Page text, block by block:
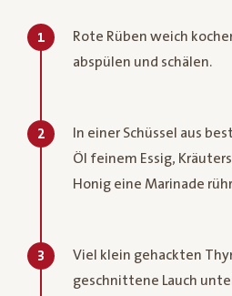
1
Rote Rüben weich
abspülen und schälen.
2
In einer Schüssel aus
Öl feinem Essig,
Honig eine Marinade
3
Viel klein gehackten
geschnittene Lauch